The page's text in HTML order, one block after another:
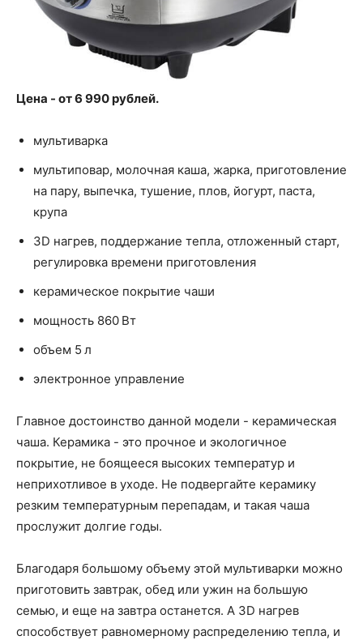
Цена - от 6 990 рублей.
мультиварка
мультиповар, молочная каша, жарка, приготовление
на пару, выпечка, тушение, плов, йогурт, паста,
крупа
3D нагрев, поддержание тепла, отложенный старт,
регулировка времени приготовления
керамическое покрытие чаши
мощность 860 Вт
объем 5 л
электронное управление
Главное достоинство данной модели - керамическая
чаша. Керамика - это прочное и экологичное
покрытие, не боящееся высоких температур и
неприхотливое в уходе. Не подвергайте керамику
резким температурным перепадам, и такая чаша
прослужит долгие годы.
Благодаря большому объему этой мультиварки можно
приготовить завтрак, обед или ужин на большую
семью, и еще на завтра останется. А 3D нагрев
способствует равномерному распределению тепла, и